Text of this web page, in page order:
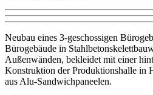
Neubau eines 3-geschossigen
Bürogebäude in
Außenwänden, bekleidet mit einer
Konstruktion der Produktionshalle in
aus Alu-Sandwichpaneelen.